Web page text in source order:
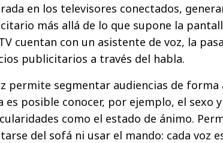
en los televisores conectados,
más allá de lo que supone la
cuentan con un asistente de voz, la
publicitarios a través del habla.
permite segmentar audiencias de
es posible conocer, por ejemplo, el sexo
como el estado de ánimo.
del sofá ni usar el mando: cada voz